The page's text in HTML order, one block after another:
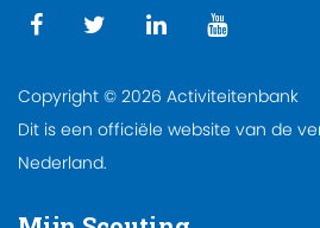
Copyright © 2026 Activiteitenbank
Dit is een officiële website van de
Nederland.